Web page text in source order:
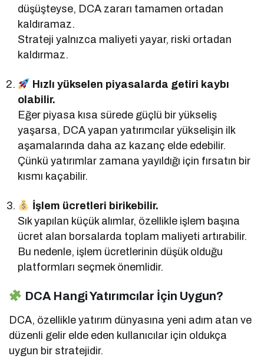
düşüşteyse, DCA zararı tamamen ortadan
kaldıramaz.
Strateji yalnızca maliyeti yayar, riski ortadan
kaldırmaz.
Hızlı yükselen piyasalarda getiri kaybı
olabilir.
Eğer piyasa kısa sürede güçlü bir yükseliş
yaşarsa, DCA yapan yatırımcılar yükselişin ilk
aşamalarında daha az kazanç elde edebilir.
Çünkü yatırımlar zamana yayıldığı için fırsatın bir
kısmı kaçabilir.
İşlem ücretleri birikebilir.
Sık yapılan küçük alımlar, özellikle işlem başına
ücret alan borsalarda toplam maliyeti artırabilir.
Bu nedenle, işlem ücretlerinin düşük olduğu
platformları seçmek önemlidir.
DCA Hangi Yatırımcılar İçin Uygun?
DCA, özellikle yatırım dünyasına yeni adım atan ve
düzenli gelir elde eden kullanıcılar için oldukça
uygun bir stratejidir.